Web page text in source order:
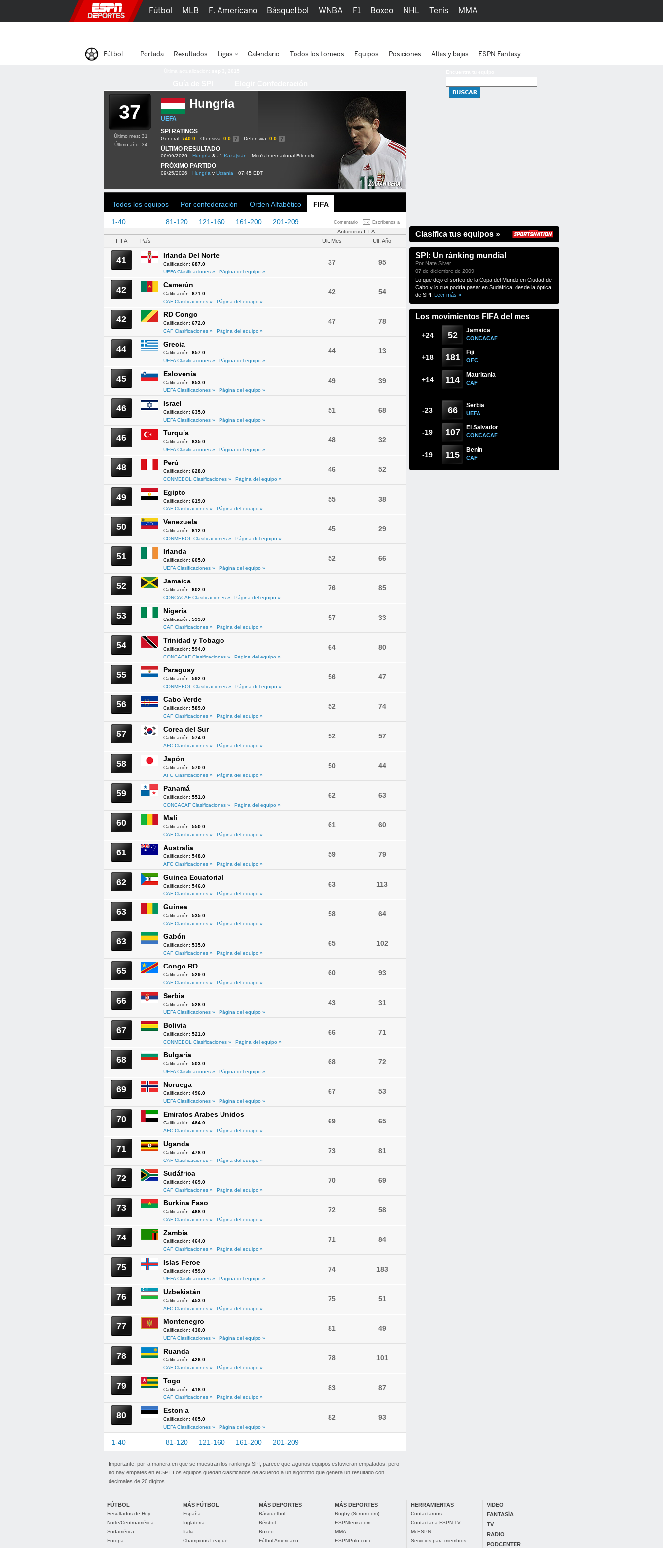
37 Hungría
UEFA
SPI RATINGS
General: 740.0 Ofensiva: 0.0 Defensiva: 0.0
ÚLTIMO RESULTADO
06/09/2026 Hungría 3 - 1 Kazajstán Men's International Friendly
PRÓXIMO PARTIDO
09/25/2026 Hungría v Ucrania 07:45 EDT
Último mes: 31
Último año: 34
Todos los equipos Por confederación Orden Alfabético FIFA
Comentario Escríbenos a
1-40 81-120 121-160 161-200 201-209
Anteriores FIFA
FIFA
País Ult. Mes Ult. Año
41 Irlanda Del Norte
Calificación: 687.0
UEFA Clasificaciones »
Página del equipo »
37 95
42 Camerún
Calificación: 671.0
CAF Clasificaciones »
Página del equipo »
42 54
42 RD Congo
Calificación: 672.0
CAF Clasificaciones »
Página del equipo »
47 78
44 Grecia
Calificación: 657.0
UEFA Clasificaciones »
Página del equipo »
44 13
45 Eslovenia
Calificación: 653.0
UEFA Clasificaciones »
Página del equipo »
49 39
46 Israel
Calificación: 635.0
UEFA Clasificaciones »
Página del equipo »
51 68
46 Turquía
Calificación: 635.0
UEFA Clasificaciones »
Página del equipo »
48 32
48 Perú
Calificación: 628.0
CONMEBOL Clasificaciones »
Página del equipo »
46 52
49 Egipto
Calificación: 619.0
CAF Clasificaciones »
Página del equipo »
55 38
50 Venezuela
Calificación: 612.0
CONMEBOL Clasificaciones »
Página del equipo »
45 29
51 Irlanda
Calificación: 605.0
UEFA Clasificaciones »
Página del equipo »
52 66
52 Jamaica
Calificación: 602.0
CONCACAF Clasificaciones »
Página del equipo »
76 85
53 Nigeria
Calificación: 599.0
CAF Clasificaciones »
Página del equipo »
57 33
54 Trinidad y Tobago
Calificación: 594.0
CONCACAF Clasificaciones »
Página del equipo »
64 80
55 Paraguay
Calificación: 592.0
CONMEBOL Clasificaciones »
Página del equipo »
56 47
56 Cabo Verde
Calificación: 589.0
CAF Clasificaciones »
Página del equipo »
52 74
57 Corea del Sur
Calificación: 574.0
AFC Clasificaciones »
Página del equipo »
52 57
58 Japón
Calificación: 570.0
AFC Clasificaciones »
Página del equipo »
50 44
59 Panamá
Calificación: 551.0
CONCACAF Clasificaciones »
Página del equipo »
62 63
60 Malí
Calificación: 550.0
CAF Clasificaciones »
Página del equipo »
61 60
61 Australia
Calificación: 548.0
AFC Clasificaciones »
Página del equipo »
59 79
62 Guinea Ecuatorial
Calificación: 546.0
CAF Clasificaciones »
Página del equipo »
63 113
63 Guinea
Calificación: 535.0
CAF Clasificaciones »
Página del equipo »
58 64
63 Gabón
Calificación: 535.0
CAF Clasificaciones »
Página del equipo »
65 102
65 Congo RD
Calificación: 529.0
CAF Clasificaciones »
Página del equipo »
60 93
66 Serbia
Calificación: 528.0
UEFA Clasificaciones »
Página del equipo »
43 31
67 Bolivia
Calificación: 521.0
CONMEBOL Clasificaciones »
Página del equipo »
66 71
68 Bulgaria
Calificación: 503.0
UEFA Clasificaciones »
Página del equipo »
68 72
69 Noruega
Calificación: 496.0
UEFA Clasificaciones »
Página del equipo »
67 53
70 Emiratos Arabes Unidos
Calificación: 484.0
AFC Clasificaciones »
Página del equipo »
69 65
71 Uganda
Calificación: 478.0
CAF Clasificaciones »
Página del equipo »
73 81
72 Sudáfrica
Calificación: 469.0
CAF Clasificaciones »
Página del equipo »
70 69
73 Burkina Faso
Calificación: 468.0
CAF Clasificaciones »
Página del equipo »
72 58
74 Zambia
Calificación: 464.0
CAF Clasificaciones »
Página del equipo »
71 84
75 Islas Feroe
Calificación: 459.0
UEFA Clasificaciones »
Página del equipo »
74 183
76 Uzbekistán
Calificación: 453.0
AFC Clasificaciones »
Página del equipo »
75 51
77 Montenegro
Calificación: 430.0
UEFA Clasificaciones »
Página del equipo »
81 49
78 Ruanda
Calificación: 426.0
CAF Clasificaciones »
Página del equipo »
78 101
79 Togo
Calificación: 418.0
CAF Clasificaciones »
Página del equipo »
83 87
80 Estonia
Calificación: 405.0
UEFA Clasificaciones »
Página del equipo »
82 93
1-40 81-120 121-160 161-200 201-209
Importante: por la manera en que se muestran los rankings SPI, parece que algunos equipos estuvieran empatados, pero
no hay empates en el SPI. Los equipos quedan clasificados de acuerdo a un algoritmo que genera un resultado con
decimales de 20 dígitos.
Clasifica tus equipos »
SPI: Un ránking mundial
Por Nate Silver
07 de diciembre de 2009
Lo que dejó el sorteo de la Copa del Mundo en Ciudad del
Cabo y lo que podría pasar en Sudáfrica, desde la óptica
de SPI. Leer más »
Los movimientos FIFA del mes
+24 52 Jamaica
CONCACAF
+18 181 Fiji
OFC
+14 114 Mauritania
CAF
-23 66 Serbia
UEFA
-19 107 El Salvador
CONCACAF
-19 115 Benín
CAF
FÚTBOL
Resultados de Hoy
Norte/Centroamérica
Sudamérica
Europa
MÁS FÚTBOL
España
Inglaterra
Italia
Champions League
MÁS DEPORTES
Básquetbol
Béisbol
Boxeo
Fútbol Americano
MÁS DEPORTES
Rugby (Scrum.com)
ESPNtenis.com
MMA
ESPNPolo.com
HERRAMIENTAS
Contactarnos
Contactar a ESPN TV
Mi ESPN
Servicios para miembros
VIDEO
FANTASÍA
TV
RADIO
PODCENTER
Fútbol MLB F. Americano Básquetbol WNBA F1 Boxeo NHL Tenis MMA
Fútbol Portada Resultados Ligas Calendario Todos los torneos Equipos Posiciones Altas y bajas ESPN Fantasy